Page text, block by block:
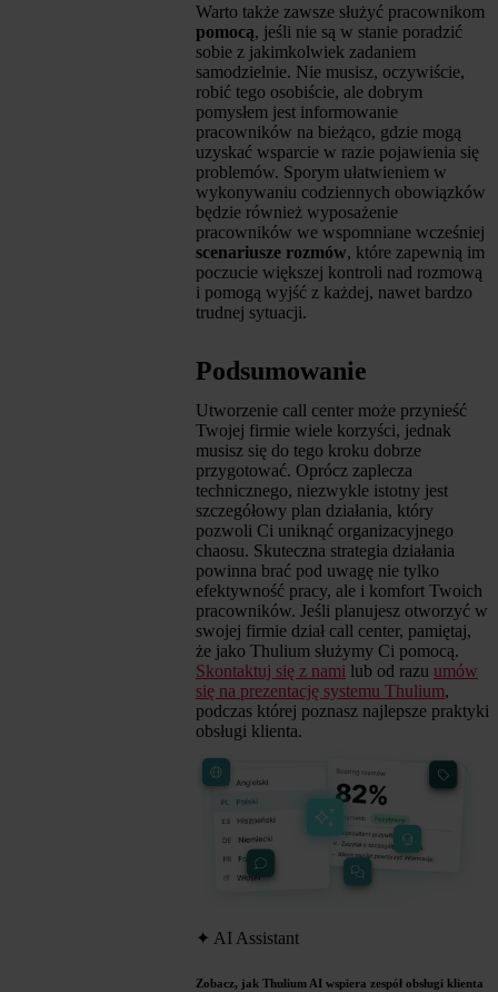
Warto także zawsze służyć pracownikom
pomocą, jeśli nie są w stanie poradzić
sobie z jakimkolwiek zadaniem
samodzielnie. Nie musisz, oczywiście,
robić tego osobiście, ale dobrym
pomysłem jest informowanie
pracowników na bieżąco, gdzie mogą
uzyskać wsparcie w razie pojawienia się
problemów. Sporym ułatwieniem w
wykonywaniu codziennych obowiązków
będzie również wyposażenie
pracowników we wspomniane wcześniej
scenariusze rozmów, które zapewnią im
poczucie większej kontroli nad rozmową
i pomogą wyjść z każdej, nawet bardzo
trudnej sytuacji.
Podsumowanie
Utworzenie call center może przynieść
Twojej firmie wiele korzyści, jednak
musisz się do tego kroku dobrze
przygotować. Oprócz zaplecza
technicznego, niezwykle istotny jest
szczegółowy plan działania, który
pozwoli Ci uniknąć organizacyjnego
chaosu. Skuteczna strategia działania
powinna brać pod uwagę nie tylko
efektywność pracy, ale i komfort Twoich
pracowników. Jeśli planujesz otworzyć w
swojej firmie dział call center, pamiętaj,
że jako Thulium służymy Ci pomocą.
Skontaktuj się z nami lub od razu umów
się na prezentację systemu Thulium,
podczas której poznasz najlepsze praktyki
obsługi klienta.
✦ AI Assistant
Zobacz, jak Thulium AI wspiera zespół obsługi klienta